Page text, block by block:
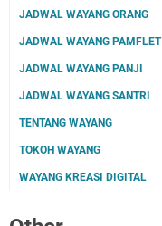
JADWAL WAYANG ORANG
JADWAL WAYANG PAMFLET
JADWAL WAYANG PANJI
JADWAL WAYANG SANTRI
TENTANG WAYANG
TOKOH WAYANG
WAYANG KREASI DIGITAL